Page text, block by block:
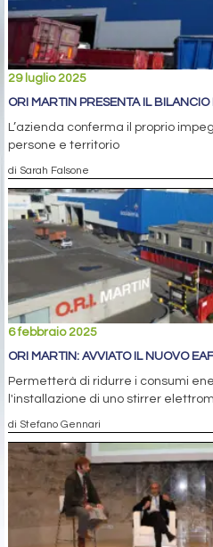
29 luglio 2025
ORI MARTIN PRESENTA IL
L’azienda conferma il proprio
persone e territorio
di Sarah Falsone
6 febbraio 2025
ORI MARTIN: AVVIATO IL NUOVO
Permetterà di ridurre i consumi
l'installazione di uno stirrer
di Stefano Gennari